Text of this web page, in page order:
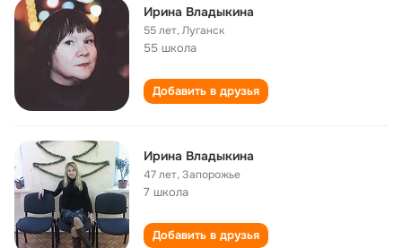
Ирина Владыкина
55 лет,Луганск
55 школа
Добавить в друзья
Ирина Владыкина
47 лет,Запорожье
7 школа
Добавить в друзья